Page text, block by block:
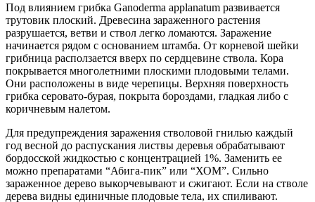
Под влиянием грибка Ganoderma applanatum развивается
трутовик плоский. Древесина зараженного растения
разрушается, ветви и ствол легко ломаются. Заражение
начинается рядом с основанием штамба. От корневой шейки
грибница расползается вверх по сердцевине ствола. Кора
покрывается многолетними плоскими плодовыми телами.
Они расположены в виде черепицы. Верхняя поверхность
грибка серовато-бурая, покрыта бороздами, гладкая либо с
коричневым налетом.
Для предупреждения заражения стволовой гнилью каждый
год весной до распускания листвы деревья обрабатывают
бордосской жидкостью с концентрацией 1%. Заменить ее
можно препаратами “Абига-пик” или “ХОМ”. Сильно
зараженное дерево выкорчевывают и сжигают. Если на стволе
дерева видны единичные плодовые тела, их спиливают.